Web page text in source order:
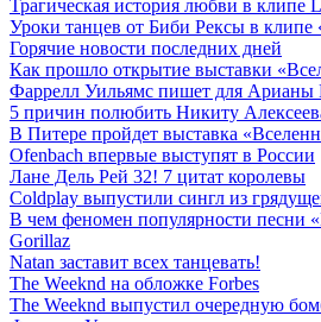
Трагическая история любви в клипе
Уроки танцев от Биби Рексы в клипе
Горячие новости последних дней
Как прошло открытие выставки
Фаррелл Уильямс пишет для Арианы
5 причин полюбить Никиту
В Питере пройдет выставка
Ofenbach впервые выступят в России
Лане Дель Рей 32! 7 цитат королевы
Coldplay выпустили сингл из
В чем феномен популярности песни
Gorillaz
Natan заставит всех танцевать!
The Weeknd на обложке Forbes
The Weeknd выпустил очередную